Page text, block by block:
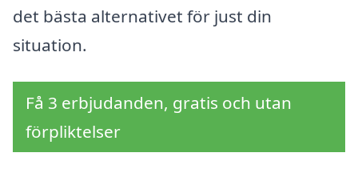
det bästa alternativet för just din
situation.
Få 3 erbjudanden, gratis och utan
förpliktelser